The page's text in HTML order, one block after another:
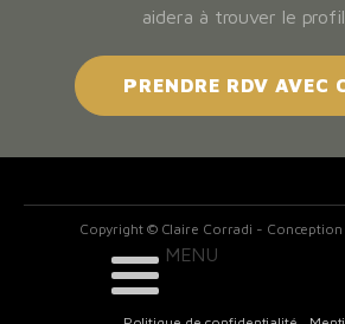
aidera à trouver le
PRENDRE RDV AVEC
Copyright © Claire Corradi - Conception